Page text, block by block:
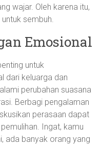
wajar. Oleh karena itu,
sembuh.
Emosional
untuk
dari keluarga dan
perubahan suasana
Berbagi pengalaman
perasaan dapat
Ingat, kamu
ada banyak orang yang